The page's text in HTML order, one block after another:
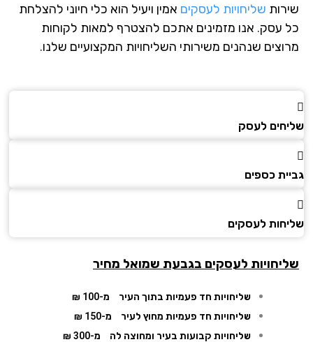
שליחויות לעסקיםאמין ויעיל הוא כלי חיוני להצלחת
עסק. אנו מזמינים אתכם להצטרף למאות לקוחות
שנהנים משירותי השליחויות המקצועיים שלנו.
לעסק
כספים
לעסקים
לעסקים בגבעת שמואל מחיר
שליחויות חד פעמיות בתוך העיר
מ-100 ₪
שליחויות חד פעמיות מחוץ לעיר
מ-150 ₪
שליחויות קבועות בעיר ומחוצה לה
מ-300 ₪